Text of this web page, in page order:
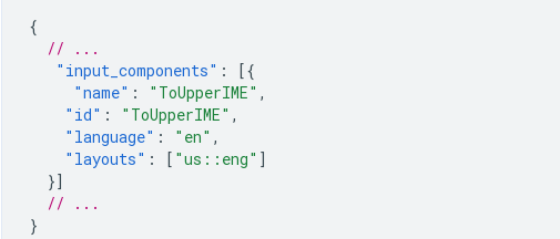
{
// ...
"input_components" :
[{
"name" : "ToUpperIME" ,
"id" : "ToUpperIME" ,
"language" : "en" ,
"layouts" : [ "us::eng" ]
}]
// ...
}